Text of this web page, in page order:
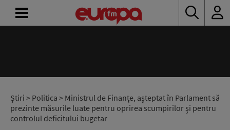
Știri > Politica > Ministrul de Finanţe, așteptat în Parlament să
prezinte măsurile luate pentru oprirea scumpirilor şi pentru
controlul deficitului bugetar
RADIO
CONCURSURI